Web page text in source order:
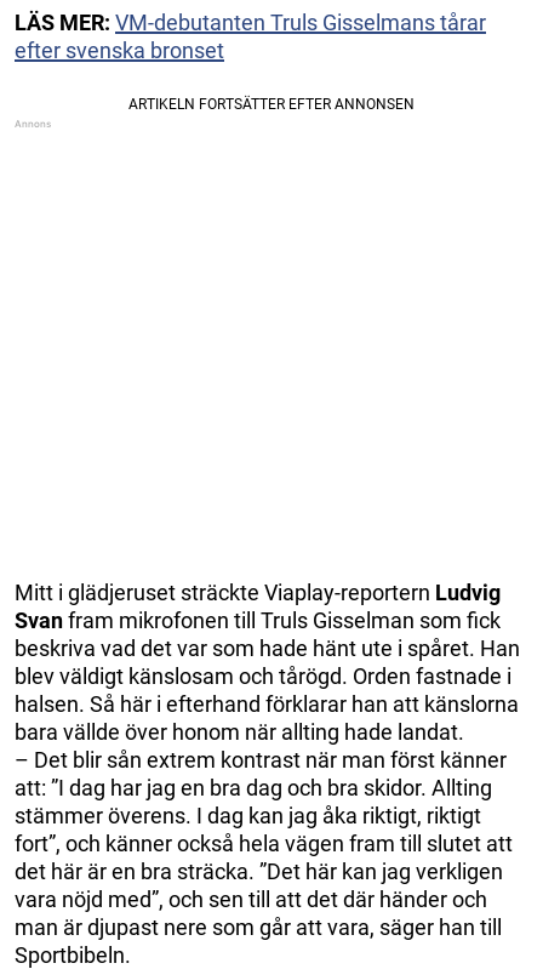
LÄS MER: VM-debutanten Truls Gisselmans tårar
efter svenska bronset
Mitt i glädjeruset sträckte Viaplay-reportern Ludvig
Svanfram mikrofonen till Truls Gisselman som fick
beskriva vad det var som hade hänt ute i spåret. Han
blev väldigt känslosam och tårögd. Orden fastnade i
halsen. Så här i efterhand förklarar han att känslorna
bara vällde över honom när allting hade landat.
– Det blir sån extrem kontrast när man först känner
att: ”I dag har jag en bra dag och bra skidor. Allting
stämmer överens. I dag kan jag åka riktigt, riktigt
fort”, och känner också hela vägen fram till slutet att
det här är en bra sträcka. ”Det här kan jag verkligen
vara nöjd med”, och sen till att det där händer och
man är djupast nere som går att vara, säger han till
Sportbibeln.